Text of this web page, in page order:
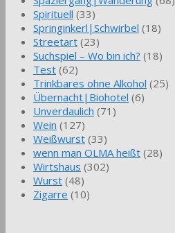
Spirituell (33)
Springinkerl|Schwirbel (18)
Streetart (23)
Suchspiel – Wo bin ich? (18)
Test (62)
Trinkbares ohne Alkohol (25)
Übernacht|Biohotel (6)
Unverdaulich (71)
Wein (127)
Weißwurst (33)
wenn man OLMA heißt (28)
Wirtshaus (302)
Wurst (48)
Zigarre (10)